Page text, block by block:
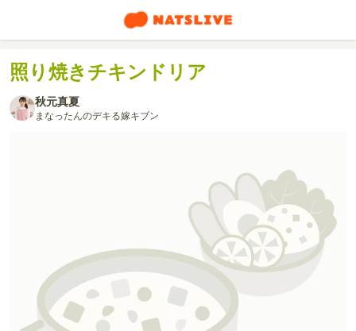
照り焼きチキンドリア
秋元真夏
まなったんのデキる嫁キブン